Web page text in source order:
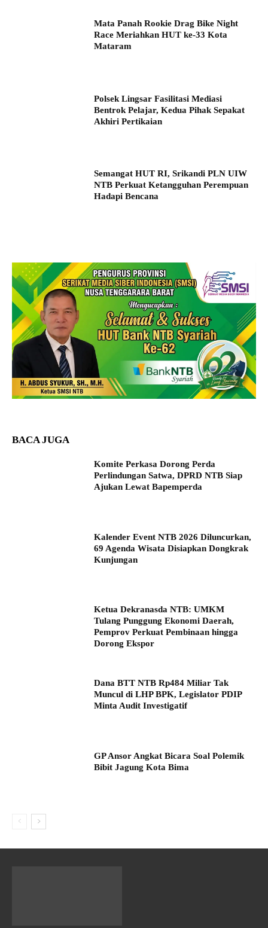
Mata Panah Rookie Drag Bike Night
Race Meriahkan HUT ke-33 Kota
Mataram
Polsek Lingsar Fasilitasi Mediasi
Bentrok Pelajar, Kedua Pihak Sepakat
Akhiri Pertikaian
Semangat HUT RI, Srikandi PLN UIW
NTB Perkuat Ketangguhan Perempuan
Hadapi Bencana
BACA JUGA
Komite Perkasa Dorong Perda
Perlindungan Satwa, DPRD NTB Siap
Ajukan Lewat Bapemperda
Kalender Event NTB 2026 Diluncurkan,
69 Agenda Wisata Disiapkan Dongkrak
Kunjungan
Ketua Dekranasda NTB: UMKM
Tulang Punggung Ekonomi Daerah,
Pemprov Perkuat Pembinaan hingga
Dorong Ekspor
Dana BTT NTB Rp484 Miliar Tak
Muncul di LHP BPK, Legislator PDIP
Minta Audit Investigatif
GP Ansor Angkat Bicara Soal Polemik
Bibit Jagung Kota Bima